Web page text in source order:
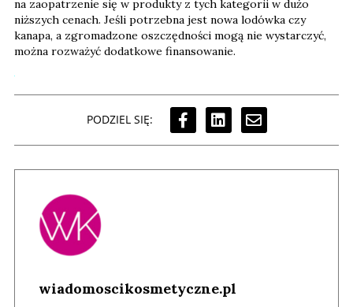
na zaopatrzenie się w produkty z tych kategorii w dużo
niższych cenach. Jeśli potrzebna jest nowa lodówka czy
kanapa, a zgromadzone oszczędności mogą nie wystarczyć,
można rozważyć dodatkowe finansowanie.
PODZIEL SIĘ:
wiadomoscikosmetyczne.pl